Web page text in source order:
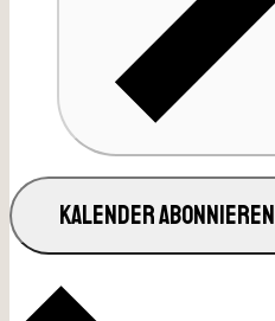
KALENDER ABONNIEREN